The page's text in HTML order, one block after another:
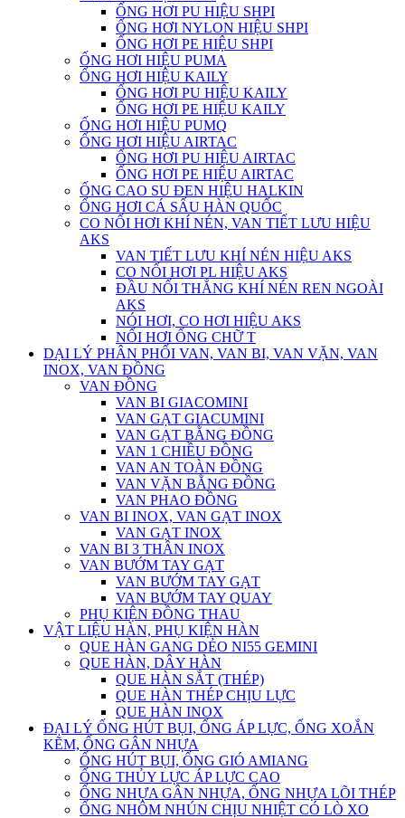
ỐNG HƠI PU HIỆU SHPI
ỐNG HƠI NYLON HIỆU SHPI
ỐNG HƠI PE HIỆU SHPI
ỐNG HƠI HIỆU PUMA
ỐNG HƠI HIỆU KAILY
ỐNG HƠI PU HIỆU KAILY
ỐNG HƠI PE HIỆU KAILY
ỐNG HƠI HIỆU PUMQ
ỐNG HƠI HIỆU AIRTAC
ỐNG HƠI PU HIỆU AIRTAC
ỐNG HƠI PE HIỆU AIRTAC
ỐNG CAO SU ĐEN HIỆU HALKIN
ỐNG HƠI CÁ SẤU HÀN QUỐC
CO NỐI HƠI KHÍ NÉN, VAN TIẾT LƯU HIỆU
AKS
VAN TIẾT LƯU KHÍ NÉN HIỆU AKS
CO NỐI HƠI PL HIỆU AKS
ĐẦU NỐI THẲNG KHÍ NÉN REN NGOÀI
AKS
NÓI HƠI, CO HƠI HIỆU AKS
NỐI HƠI ỐNG CHỮ T
DẠI LÝ PHÂN PHỐI VAN, VAN BI, VAN VẶN, VAN
INOX, VAN ĐỒNG
VAN ĐỒNG
VAN BI GIACOMINI
VAN GẠT GIACUMINI
VAN GẠT BẰNG ĐỒNG
VAN 1 CHIỀU ĐỒNG
VAN AN TOÀN ĐỒNG
VAN VẶN BẰNG ĐỒNG
VAN PHAO ĐỒNG
VAN BI INOX, VAN GẠT INOX
VAN GẠT INOX
VAN BI 3 THÂN INOX
VAN BƯỚM TAY GẠT
VAN BƯỚM TAY GẠT
VAN BƯỚM TAY QUAY
PHỤ KIỆN ĐỒNG THAU
VẬT LIỆU HÀN, PHỤ KIỆN HÀN
QUE HÀN GANG DẺO NI55 GEMINI
QUE HÀN, DÂY HÀN
QUE HÀN SẮT (THÉP)
QUE HÀN THÉP CHỊU LỰC
QUE HÀN INOX
ĐẠI LÝ ỐNG HÚT BỤI, ỐNG ÁP LỰC, ỐNG XOẮN
KẼM, ỐNG GÂN NHỰA
ỐNG HÚT BỤI, ỐNG GIÓ AMIANG
ỐNG THỦY LỰC ÁP LỰC CAO
ỐNG NHỰA GÂN NHỰA, ỐNG NHỰA LÕI THÉP
ỐNG NHÔM NHÚN CHỊU NHIỆT CÓ LÒ XO